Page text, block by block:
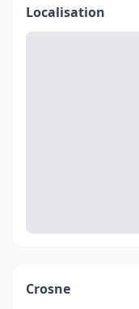
Localisation
Crosne